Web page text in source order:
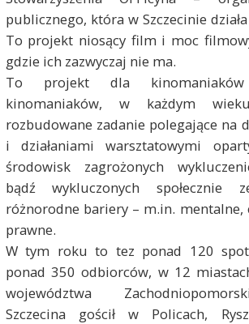
publicznego, która w Szczecinie
To projekt niosący film i moc
gdzie ich zazwyczaj nie ma.
To projekt dla
kinomaniaków, w każdym
rozbudowane zadanie polegające na
i działaniami warsztatowymi
środowisk zagrożonych
bądź wykluczonych społecznie
różnorodne bariery – m.in. mentalne,
prawne.
W tym roku to tez ponad 120
ponad 350 odbiorców, w 12
województwa
Szczecina gościł w Policach,